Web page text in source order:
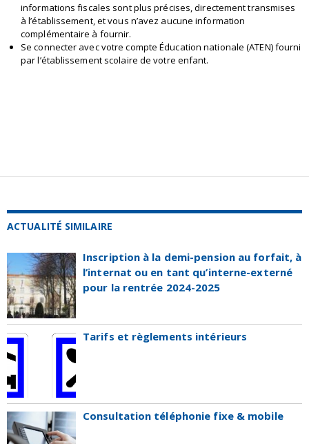
informations fiscales sont plus précises, directement transmises
à l’établissement, et vous n’avez aucune information
complémentaire à fournir.
Se connecter avec votre compte Éducation nationale (ATEN) fourni
par l’établissement scolaire de votre enfant.
ACTUALITÉ SIMILAIRE
Inscription à la demi-pension au forfait, à
l’internat ou en tant qu’interne-externé
pour la rentrée 2024-2025
Tarifs et règlements intérieurs
Consultation téléphonie fixe & mobile